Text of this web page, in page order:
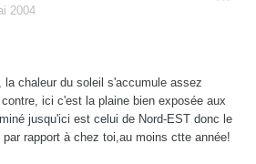
2004
la chaleur du soleil s'accumule assez
ici c'est la plaine bien exposée aux
jusqu'ici est celui de Nord-EST donc le
rapport à chez toi,au moins ctte année!